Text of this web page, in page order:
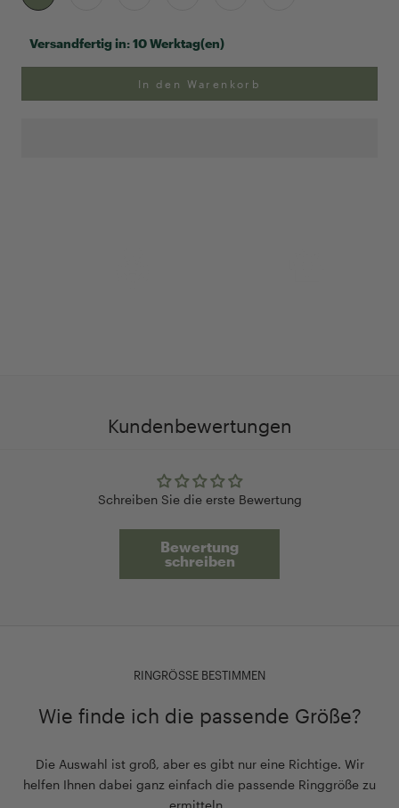
Versandfertig in:10 Werktag(en)
In den Warenkorb
Kundenbewertungen
Schreiben Sie die erste Bewertung
Bewertung
schreiben
RINGRÖSSE BESTIMMEN
Wie finde ich die passende Größe?
Die Auswahl ist groß, aber es gibt nur eine Richtige. Wir
helfen Ihnen dabei ganz einfach die passende Ringgröße zu